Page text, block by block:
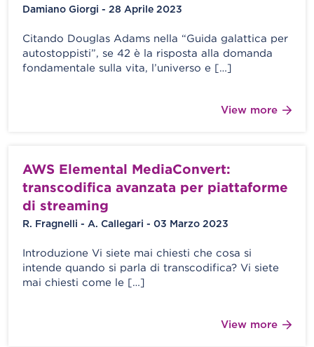
Damiano Giorgi - 28 Aprile 2023
Citando Douglas Adams nella “Guida galattica per
autostoppisti”, se 42 è la risposta alla domanda
fondamentale sulla vita, l’universo e […]
View more
AWS Elemental MediaConvert:
transcodifica avanzata per piattaforme
di streaming
R. Fragnelli - A. Callegari - 03 Marzo 2023
Introduzione Vi siete mai chiesti che cosa si
intende quando si parla di transcodifica? Vi siete
mai chiesti come le […]
View more